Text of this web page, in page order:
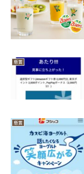
懸賞
懸賞